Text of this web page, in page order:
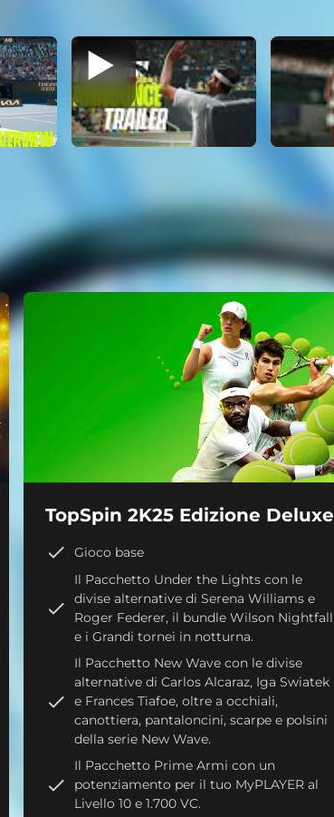
TopSpin 2K25 Edizione Deluxe
Gioco base
Il Pacchetto Under the Lights con le
divise alternative di Serena Williams e
Roger Federer, il bundle Wilson Nightfall
e i Grandi tornei in notturna.
Il Pacchetto New Wave con le divise
alternative di Carlos Alcaraz, Iga Swiatek
e Frances Tiafoe, oltre a occhiali,
canottiera, pantaloncini, scarpe e polsini
della serie New Wave.
Il Pacchetto Prime Armi con un
potenziamento per il tuo MyPLAYER al
Livello 10 e 1.700 VC.